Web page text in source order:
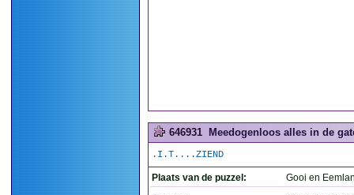
646931 Meedogenloos alles in de
.I.T....ZIEND
Plaats van de puzzel:
Gooi en